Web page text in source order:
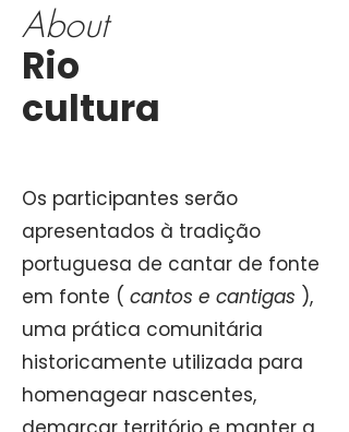
Os participantes serão
apresentados à tradição
portuguesa de cantar de fonte
em fonte ( cantos e cantigas ),
uma prática comunitária
historicamente utilizada para
homenagear nascentes,
About
Rio
cultura